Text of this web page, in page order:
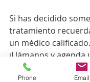
Si has decidido
tratamiento
un médico calificado.
¡Llámanos y agenda
valoración!
Phone Email